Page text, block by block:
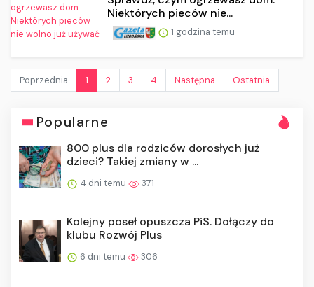
Niektórych pieców nie...
1 godzina temu
Poprzednia 1 2 3 4 Następna Ostatnia
Popularne
800 plus dla rodziców dorosłych już
dzieci? Takiej zmiany w ...
4 dni temu 371
Kolejny poseł opuszcza PiS. Dołączy do
klubu Rozwój Plus
6 dni temu 306